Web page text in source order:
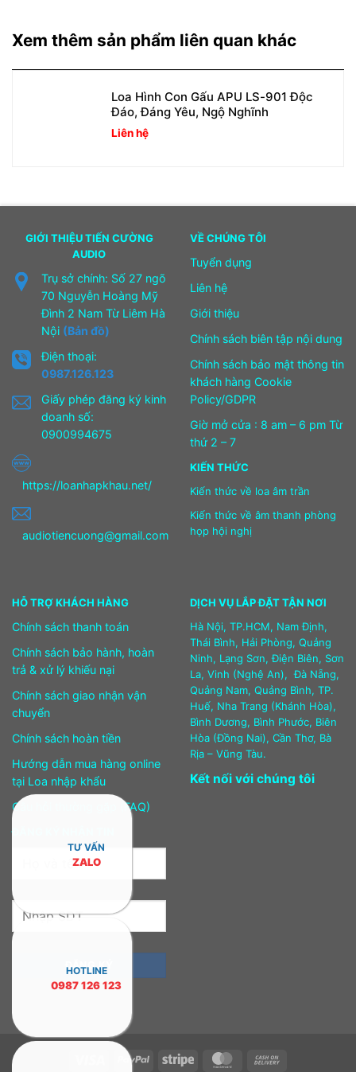
Xem thêm sản phẩm liên quan khác
Loa Hình Con Gấu APU LS-901 Độc
Đáo, Đáng Yêu, Ngộ Nghĩnh
Liên hệ
GIỚI THIỆU TIẾN CƯỜNG
AUDIO
Trụ sở chính: Số 27 ngõ
70 Nguyễn Hoàng Mỹ
Đình 2 Nam Từ Liêm Hà
Nội (Bản đồ)
Điện thoại:
0987.126.123
Giấy phép đăng ký kinh
doanh số:
0900994675
https://loanhapkhau.net/
audiotiencuong@gmail.com
VỀ CHÚNG TÔI
Tuyển dụng
Liên hệ
Giới thiệu
Chính sách biên tập nội dung
Chính sách bảo mật thông tin
khách hàng Cookie
Policy/GDPR
Giờ mở cửa : 8 am – 6 pm Từ
thứ 2 – 7
KIẾN THỨC
Kiến thức về loa âm trần
Kiến thức về âm thanh phòng
họp hội nghị
HỖ TRỢ KHÁCH HÀNG
Chính sách thanh toán
Chính sách bảo hành, hoàn
trả & xử lý khiếu nại
Chính sách giao nhận vận
chuyển
Chính sách hoàn tiền
Hướng dẫn mua hàng online
tại Loa nhập khẩu
Câu hỏi thường gặp (FAQ)
DỊCH VỤ LẮP ĐẶT TẬN NƠI
Hà Nội, TP.HCM, Nam Định,
Thái Bình, Hải Phòng, Quảng
Ninh, Lạng Sơn, Điện Biên, Sơn
La, Vinh (Nghệ An), Đà Nẵng,
Quảng Nam, Quảng Bình, TP.
Huế, Nha Trang (Khánh Hòa),
Bình Dương, Bình Phước, Biên
Hòa (Đồng Nai), Cần Thơ, Bà
Rịa – Vũng Tàu.
Kết nối với chúng tôi
PayPal Stripe MasterCard
TƯ VẤN
ZALO
HOTLINE
0987 126 123